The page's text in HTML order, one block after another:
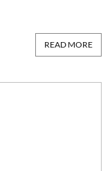
READ MORE